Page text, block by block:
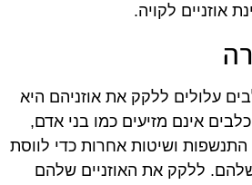
אוזניים לקויה.
עלולים ללקק את אוזניהם היא
אינם מזיעים כמו בני אדם,
ושיטות אחרות כדי לווסת
ללקק את האוזניים שלהם